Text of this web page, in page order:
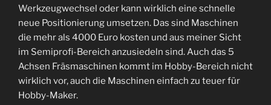
Werkzeugwechsel oder kann wirklich eine schnelle
neue Positionierung umsetzen. Das sind Maschinen
die mehr als 4000 Euro kosten und aus meiner Sicht
im Semiprofi-Bereich anzusiedeln sind. Auch das 5
Achsen Fräsmaschinen kommt im Hobby-Bereich nicht
wirklich vor, auch die Maschinen einfach zu teuer für
Hobby-Maker.